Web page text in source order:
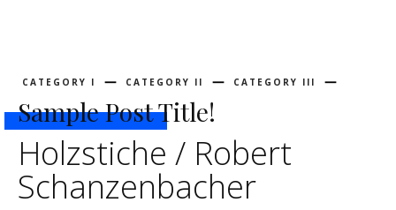
CATEGORY I CATEGORY II CATEGORY III
Sample Post Title!
Holzstiche / Robert
Schanzenbacher